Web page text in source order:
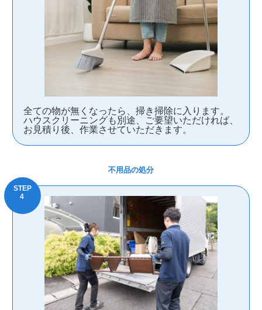
全ての物が無くなったら、掃き掃除に入ります。
ハウスクリーニングも別途、ご要望いただければ、
お見積り後、作業させていただきます。
不用品の処分